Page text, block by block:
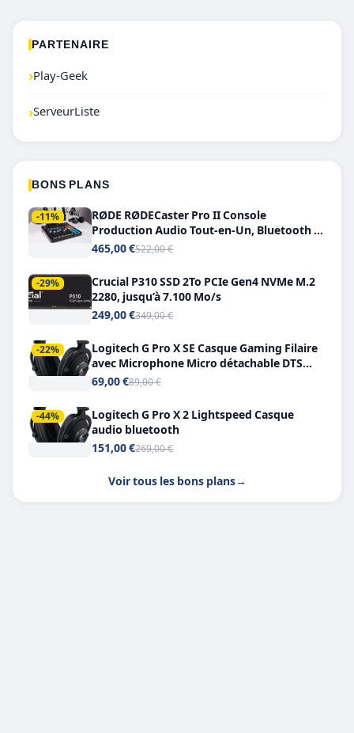
PARTENAIRE
›Play-Geek
›ServeurListe
BONS PLANS
-11%
RØDE RØDECaster Pro II Console
Production Audio Tout-en-Un, Bluetooth et
Double USB-C
465,00 €522,00 €
-29%
Crucial P310 SSD 2To PCIe Gen4 NVMe M.2
2280, jusqu’à 7.100 Mo/s
249,00 €349,00 €
-22%
Logitech G Pro X SE Casque Gaming Filaire
avec Microphone Micro détachable DTS
Headphone X 7.1
69,00 €89,00 €
-44%
Logitech G Pro X 2 Lightspeed Casque
audio bluetooth
151,00 €269,00 €
Voir tous les bons plans→